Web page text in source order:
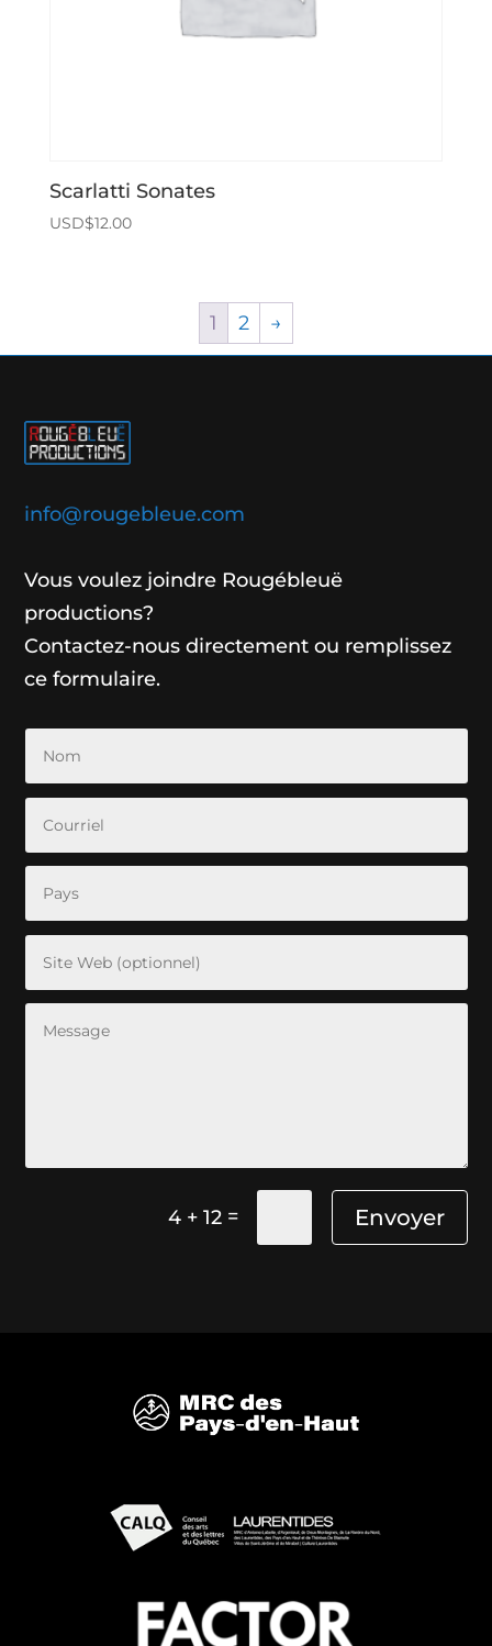
Scarlatti Sonates
USD$12.00
1 2 →
info@rougebleue.com
Vous voulez joindre Rougébleuë
productions?
Contactez-nous directement ou remplissez
ce formulaire.
4 + 12= Envoyer